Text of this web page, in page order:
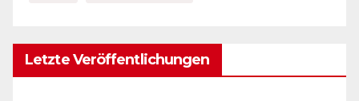
Letzte Veröffentlichungen